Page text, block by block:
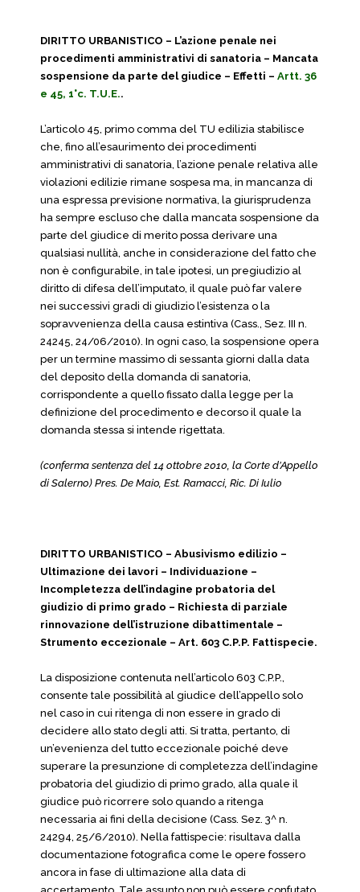
DIRITTO URBANISTICO – L’azione penale nei
procedimenti amministrativi di sanatoria – Mancata
sospensione da parte del giudice – Effetti – Artt. 36
e 45, 1°c. T.U.E..
L’articolo 45, primo comma del TU edilizia stabilisce
che, fino all’esaurimento dei procedimenti
amministrativi di sanatoria, l’azione penale relativa alle
violazioni edilizie rimane sospesa ma, in mancanza di
una espressa previsione normativa, la giurisprudenza
ha sempre escluso che dalla mancata sospensione da
parte del giudice di merito possa derivare una
qualsiasi nullità, anche in considerazione del fatto che
non è configurabile, in tale ipotesi, un pregiudizio al
diritto di difesa dell’imputato, il quale può far valere
nei successivi gradi di giudizio l’esistenza o la
sopravvenienza della causa estintiva (Cass., Sez. III n.
24245, 24/06/2010). In ogni caso, la sospensione opera
per un termine massimo di sessanta giorni dalla data
del deposito della domanda di sanatoria,
corrispondente a quello fissato dalla legge per la
definizione del procedimento e decorso il quale la
domanda stessa si intende rigettata.
(conferma sentenza del 14 ottobre 2010, la Corte d’Appello
di Salerno) Pres. De Maio, Est. Ramacci, Ric. Di Iulio
DIRITTO URBANISTICO – Abusivismo edilizio –
Ultimazione dei lavori – Individuazione –
Incompletezza dell’indagine probatoria del
giudizio di primo grado – Richiesta di parziale
rinnovazione dell’istruzione dibattimentale –
Strumento eccezionale – Art. 603 C.P.P. Fattispecie.
La disposizione contenuta nell’articolo 603 C.P.P.,
consente tale possibilità al giudice dell’appello solo
nel caso in cui ritenga di non essere in grado di
decidere allo stato degli atti. Si tratta, pertanto, di
un’evenienza del tutto eccezionale poiché deve
superare la presunzione di completezza dell’indagine
probatoria del giudizio di primo grado, alla quale il
giudice può ricorrere solo quando a ritenga
necessaria ai fini della decisione (Cass. Sez. 3^ n.
24294, 25/6/2010). Nella fattispecie: risultava dalla
documentazione fotografica come le opere fossero
ancora in fase di ultimazione alla data di